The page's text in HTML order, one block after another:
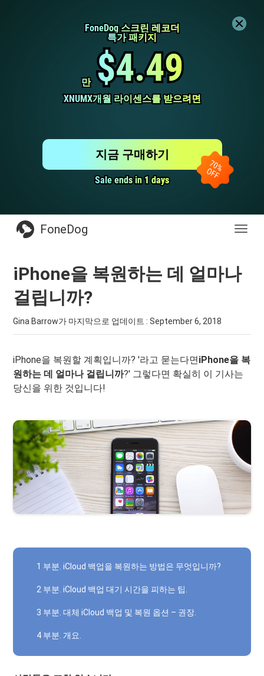
FoneDog 스크린 레코더
FoneDog 스크린 레코더
특가 패키지
특가 패키지
만
만 $4.49
$4.49
XNUMX개월 라이센스를 받으려면
XNUMX개월 라이센스를 받으려면
Sale ends in 1 days
Sale ends in 1 days
지금 구매하기
전
FoneDog
iPhone을 복원하는 데 얼마나
걸립니까?
Gina Barrow가 마지막으로 업데이트 :September 6, 2018
iPhone을 복원할 계획입니까? '라고 묻는다면iPhone을 복
원하는 데 얼마나 걸립니까?' 그렇다면 확실히 이 기사는
당신을 위한 것입니다!
1 부분. iCloud 백업을 복원하는 방법은 무엇입니까?
2 부분. iCloud 백업 대기 시간을 피하는 팁.
3 부분. 대체 iCloud 백업 및 복원 옵션 – 권장.
4 부분. 개요.